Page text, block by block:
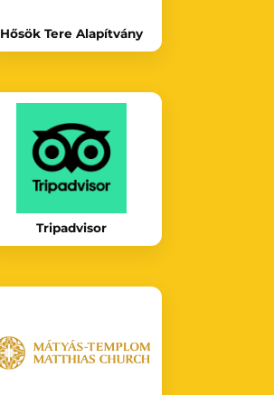
Hősök Tere Alapítvány
Tripadvisor